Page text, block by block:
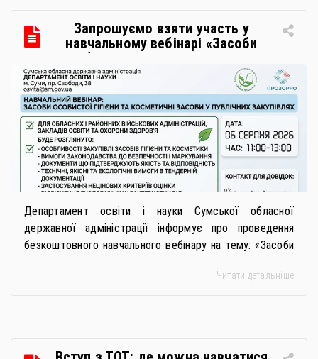
Запрошуємо взяти участь у
навчальному вебінарі «Засоби
особистої гігієни та косметичні
засоби у публічних закупівлях: як
сформувати вимоги та обрати
безпечну і якісну продукцію»
Департамент освіти і науки Сумської обласної
державної адміністрації інформує про проведення
безкоштовного навчального вебінару на тему: «Засоби
закупівлях: як сформувати вимоги та обрати безпечну і
Читати детальніше